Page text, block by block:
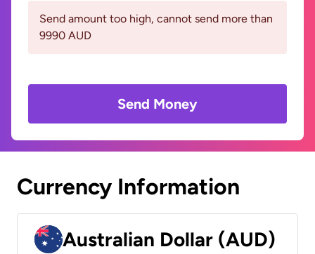
Send amount too high, cannot send more than
9990 AUD
Send Money
Currency Information
Australian Dollar (AUD)